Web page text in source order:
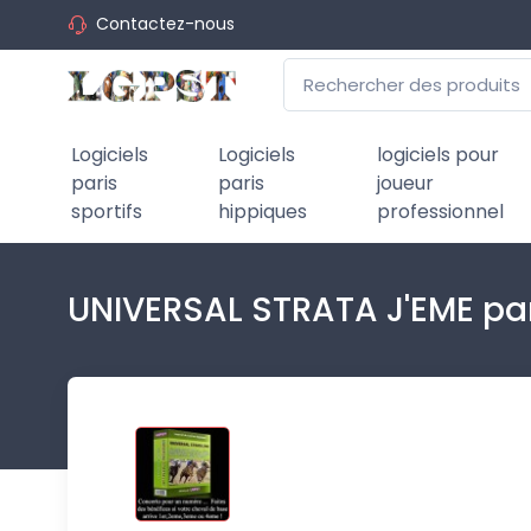
Contactez-nous
Logiciels
paris
sportifs
Logiciels
paris
hippiques
logiciels pour
joueur
professionnel
UNIVERSAL STRATA J'EME